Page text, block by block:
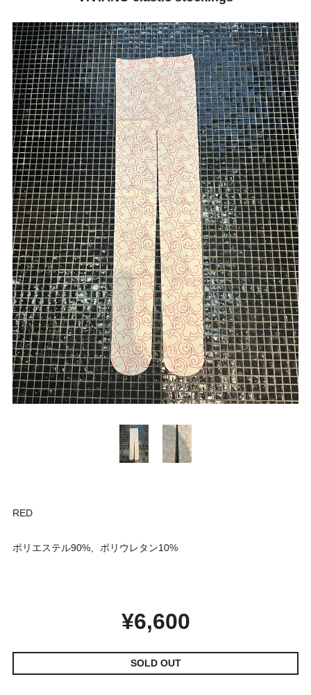
RED
ポリエステル90%、ポリウレタン10%
¥6,600
SOLD OUT